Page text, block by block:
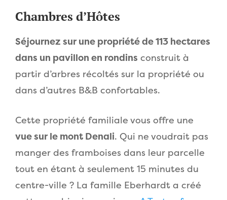
Chambres d’Hôtes
Séjournez sur une propriété de 113 hectares
dans un pavillon en rondins construit à
partir d’arbres récoltés sur la propriété ou
dans d’autres B&B confortables.
Cette propriété familiale vous offre une
vue sur le mont Denali. Qui ne voudrait pas
manger des framboises dans leur parcelle
tout en étant à seulement 15 minutes du
centre-ville ? La famille Eberhardt a créé